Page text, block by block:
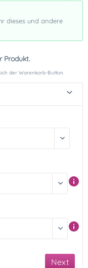
dieses und andere
Produkt.
der Warenkorb-Button.
Next